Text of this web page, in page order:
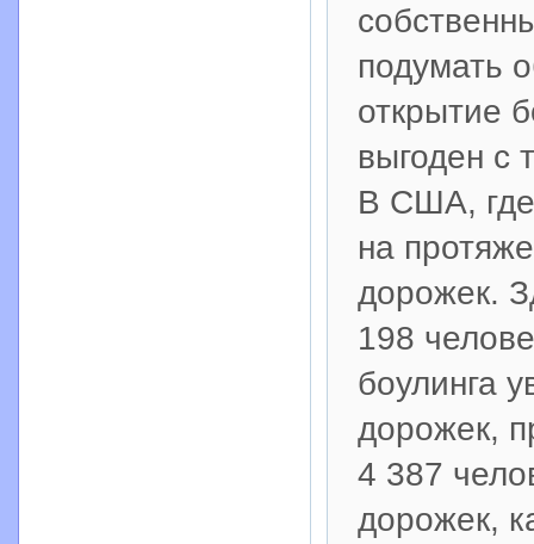
подумать
открытие
выгоден с
В США, где
на
дорожек.
198
боулинга
дорожек,
4 387
дорожек,